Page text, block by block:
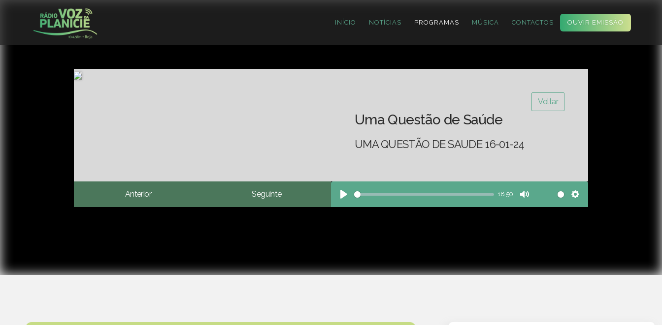
INÍCIO NOTÍCIAS PROGRAMAS MÚSICA CONTACTOS OUVIR EMISSÃO
Voltar
Uma Questão de Saúde
UMA QUESTÃO DE SAUDE 16-01-24
Anterior Seguinte
Play
18:50
Mute Settings